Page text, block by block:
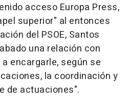
acceso Europa Press,
superior" al entonces
del PSOE, Santos
una relación con
encargarle, según se
la coordinación y
de actuaciones".